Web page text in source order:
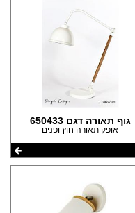
גוף תאורה דגם 650433
אופק תאורה חוץ ופנים